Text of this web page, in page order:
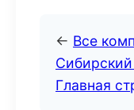
← Все
Главная